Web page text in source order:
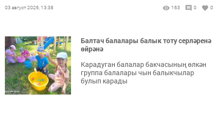
03 август 2026, 13:38 163 0 0
Балтач балалары балык тоту серләренә
өйрәнә
Карадуган балалар бакчасының өлкән
группа балалары чын балыкчылар
булып карады